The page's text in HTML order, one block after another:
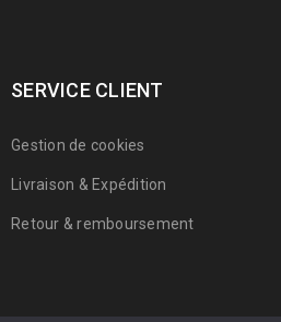
SERVICE CLIENT
Gestion de cookies
Livraison & Expédition
Retour & remboursement